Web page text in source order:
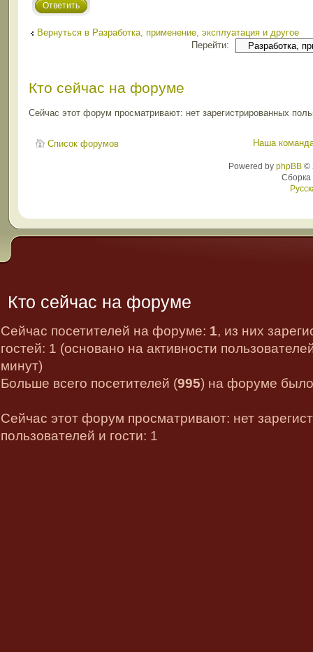
Ответить
Вернуться в Разработка, применение, эксплуатация и другое
Перейти:
Кто сейчас на форуме
Сейчас этот форум просматривают: нет зарегистрированных
Список форумов Наша
Powered by phpBB©
Кто сейчас на форуме
Сейчас посетителей на форуме: 1, из них
гостей: 1 (основано на активности
минут)
Больше всего посетителей (995) на форуме
Сейчас этот форум просматривают: нет
пользователей и гости: 1